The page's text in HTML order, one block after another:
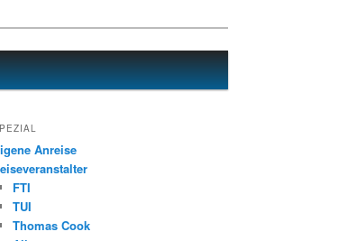
Anreise
FTI
TUI
Thomas Cook